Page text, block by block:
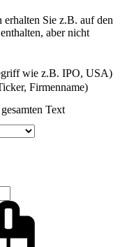
Sie z.B. auf den
aber nicht
wie z.B. IPO, USA)
Firmenname)
Text